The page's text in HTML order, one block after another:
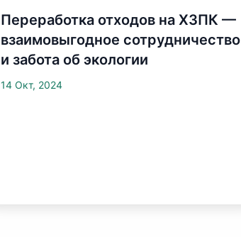
Переработка отходов на ХЗПК —
взаимовыгодное сотрудничество
и забота об экологии
14 Окт, 2024